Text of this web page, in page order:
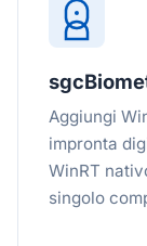
Aggiungi
impronta
WinRT
singolo